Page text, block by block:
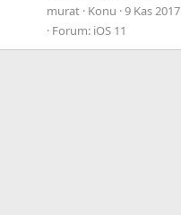
murat Konu 9 Kas 2017
Forum: iOS 11